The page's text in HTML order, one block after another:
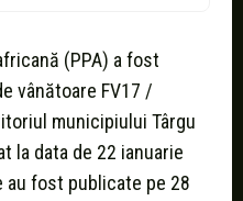
(PPA) a fost
vânătoare FV17 /
municipiului Târgu
la data de 22 ianuarie
au fost publicate pe 28